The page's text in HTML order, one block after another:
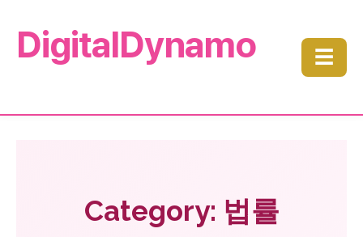
DigitalDynamo ☰
Category: 법률